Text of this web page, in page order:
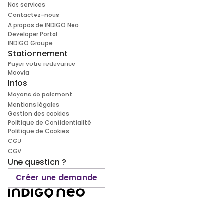
Nos services
Contactez-nous
A propos de INDIGO Neo
Developer Portal
INDIGO Groupe
Stationnement
Payer votre redevance
Moovia
Infos
Moyens de paiement
Mentions légales
Gestion des cookies
Politique de Confidentialité
Politique de Cookies
CGU
CGV
Une question ?
Créer une demande